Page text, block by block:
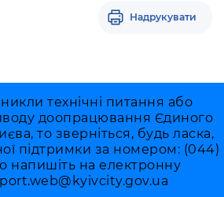
Надрукувати
технічні питання або
доопрацювання Єдиного
то зверніться, будь ласка,
підтримки за номером: (044)
напишіть на електронну